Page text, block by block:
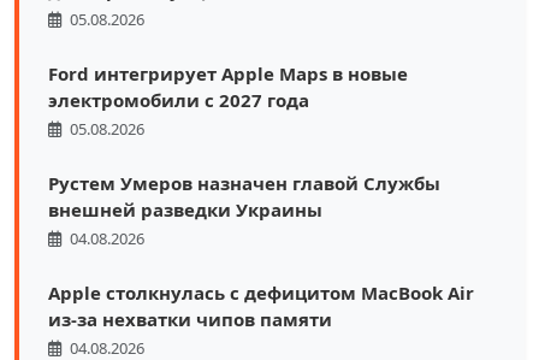
05.08.2026
Ford интегрирует Apple Maps в новые
электромобили с 2027 года
05.08.2026
Рустем Умеров назначен главой Службы
внешней разведки Украины
04.08.2026
Apple столкнулась с дефицитом MacBook Air
из-за нехватки чипов памяти
04.08.2026